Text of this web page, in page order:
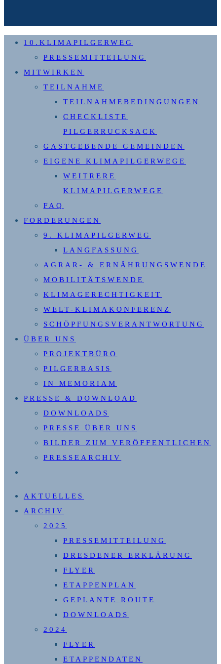
10.KLIMAPILGERWEG
PRESSEMITTEILUNG
MITWIRKEN
TEILNAHME
TEILNAHMEBEDINGUNGEN
CHECKLISTE
PILGERRUCKSACK
GASTGEBENDE GEMEINDEN
EIGENE KLIMAPILGERWEGE
WEITRERE
KLIMAPILGERWEGE
FAQ
FORDERUNGEN
9. KLIMAPILGERWEG
LANGFASSUNG
AGRAR- & ERNÄHRUNGSWENDE
MOBILITÄTSWENDE
KLIMAGERECHTIGKEIT
WELT-KLIMAKONFERENZ
SCHÖPFUNGSVERANTWORTUNG
ÜBER UNS
PROJEKTBÜRO
PILGERBASIS
IN MEMORIAM
PRESSE & DOWNLOAD
DOWNLOADS
PRESSE ÜBER UNS
BILDER ZUM VERÖFFENTLICHEN
PRESSEARCHIV
UMSCHALTEN
AKTUELLES
ARCHIV
2025
PRESSEMITTEILUNG
DRESDENER ERKLÄRUNG
FLYER
ETAPPENPLAN
GEPLANTE ROUTE
DOWNLOADS
2024
FLYER
ETAPPENDATEN